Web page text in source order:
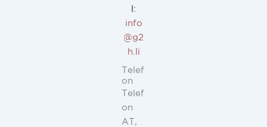
l:
info
@g2
h.li
Telef
on
Telef
on
AT,